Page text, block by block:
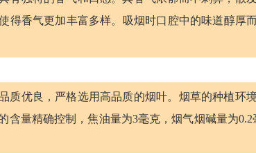
得香气更加丰富多样。吸烟时口腔中的味道醇厚
质优良，严格选用高品质的烟叶。烟草的种植环
含量精确控制，焦油量为3毫克，烟气烟碱量为